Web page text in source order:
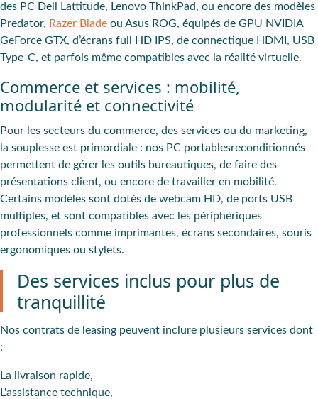
des PC Dell Lattitude, Lenovo ThinkPad, ou encore des modèles
Predator, Razer Blade ou Asus ROG, équipés de GPU NVIDIA
GeForce GTX, d’écrans full HD IPS, de connectique HDMI, USB
Type-C, et parfois même compatibles avec la réalité virtuelle.
Commerce et services : mobilité,
modularité et connectivité
Pour les secteurs du commerce, des services ou du marketing,
la souplesse est primordiale : nos PC portablesreconditionnés
permettent de gérer les outils bureautiques, de faire des
présentations client, ou encore de travailler en mobilité.
Certains modèles sont dotés de webcam HD, de ports USB
multiples, et sont compatibles avec les périphériques
professionnels comme imprimantes, écrans secondaires, souris
ergonomiques ou stylets.
Des services inclus pour plus de
tranquillité
Nos contrats de leasing peuvent inclure plusieurs services dont
:
La livraison rapide,
L'assistance technique,